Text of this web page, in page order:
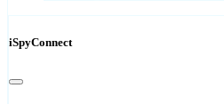
iSpyConnect